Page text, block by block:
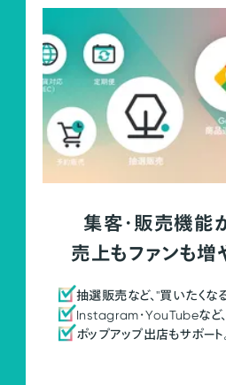
集客・販売機能
売上もファンも増
抽選販売など、"買いたくな
Instagram・YouTubeなど
ポップアップ出店もサポート